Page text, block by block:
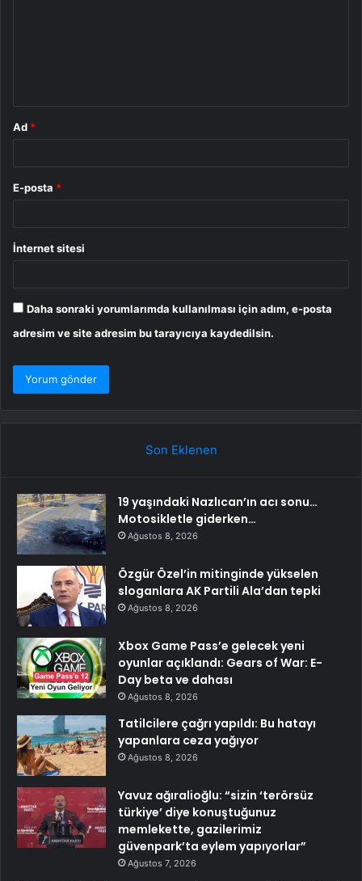
Ad *
E-posta *
İnternet sitesi
Daha sonraki yorumlarımda kullanılması için adım, e-posta
adresim ve site adresim bu tarayıcıya kaydedilsin.
Son Eklenen
19 yaşındaki Nazlıcan’ın acı sonu…
Motosikletle giderken…
Ağustos 8, 2026
Özgür Özel’in mitinginde yükselen
sloganlara AK Partili Ala’dan tepki
Ağustos 8, 2026
Xbox Game Pass’e gelecek yeni
oyunlar açıklandı: Gears of War: E-
Day beta ve dahası
Ağustos 8, 2026
Tatilcilere çağrı yapıldı: Bu hatayı
yapanlara ceza yağıyor
Ağustos 8, 2026
Yavuz ağıralioğlu: “sizin ‘terörsüz
türkiye’ diye konuştuğunuz
memlekette, gazilerimiz
güvenpark’ta eylem yapıyorlar”
Ağustos 7, 2026